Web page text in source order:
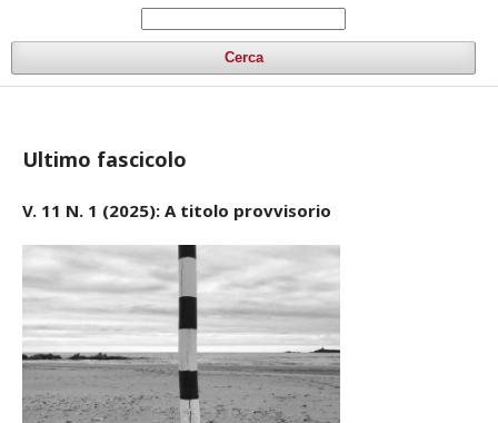
Cerca
Ultimo fascicolo
V. 11 N. 1 (2025): A titolo provvisorio